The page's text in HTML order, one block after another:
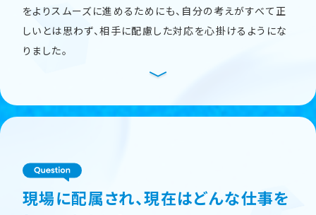
をよりスムーズに進めるためにも、自分の考えがすべて正
しいとは思わず、相手に配慮した対応を心掛けるようにな
りました。
現場に配属され、現在はどんな仕事を